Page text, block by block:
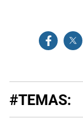
#TEMAS: